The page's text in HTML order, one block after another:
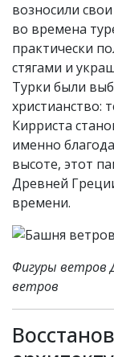
возносили
во времена
практически
стягами и
Турки были
христианство:
Кирриста
именно
высоте, этот
Древней
времени.
Фигуры ветров
ветров